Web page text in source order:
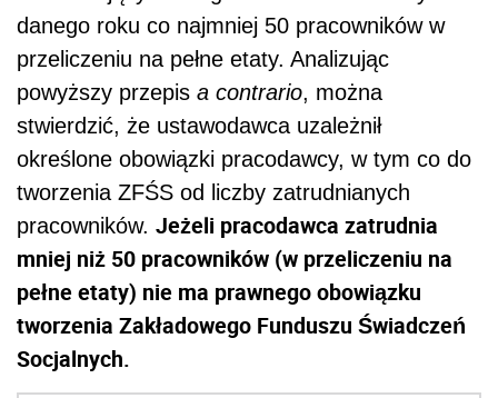
danego roku co najmniej 50 pracowników w
przeliczeniu na pełne etaty. Analizując
powyższy przepis a contrario, można
stwierdzić, że ustawodawca uzależnił
określone obowiązki pracodawcy, w tym co do
tworzenia ZFŚS od liczby zatrudnianych
pracowników. Jeżeli pracodawca zatrudnia
mniej niż 50 pracowników (w przeliczeniu na
pełne etaty) nie ma prawnego obowiązku
tworzenia Zakładowego Funduszu Świadczeń
Socjalnych.